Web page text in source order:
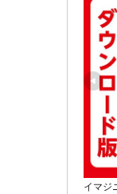
イマジ